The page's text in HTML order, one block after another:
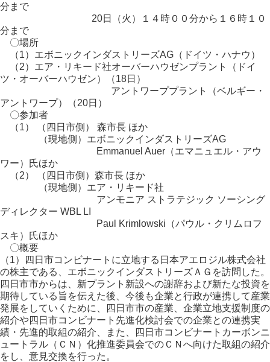
分まで
20日（火）１４時００分から１６時１０
分まで
〇場所
（1）エボニックインダストリーズAG（ドイツ・ハナウ）
（2）エア・リキード社オーバーハウゼンプラント（ドイ
ツ・オーバーハウゼン）（18日）
アントワーププラント（ベルギー・
アントワープ）（20日）
〇参加者
（1） （四日市側） 森市長 ほか
（現地側）エボニックインダストリーズAG
Emmanuel Auer（エマニュエル・アウ
ワー）氏ほか
（2） （四日市側）森市長 ほか
（現地側）エア・リキード社
アンモニア ストラテジック ソーシング
ディレクター WBL LI
Paul Krimlowski（パウル・クリムロフ
スキ）氏ほか
〇概要
（1）四日市コンビナートに立地する日本アエロジル株式会社
の株主である、エボニックインダストリーズＡＧを訪問した。
四日市市からは、新プラント新設への謝辞および新たな投資を
期待している旨を伝えた後、今後も企業と行政が連携して産業
発展をしていくために、四日市市の産業、企業立地支援制度の
紹介や四日市コンビナート先進化検討会での企業との連携実
績・先進的取組の紹介、また、四日市コンビナートカーボンニ
ュートラル（ＣＮ）化推進委員会でのＣＮへ向けた取組の紹介
をし、意見交換を行った。